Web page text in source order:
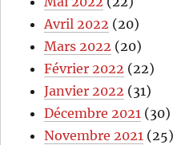
Avril 2022 (20)
Mars 2022 (20)
Février 2022 (22)
Janvier 2022 (31)
Décembre 2021 (30)
Novembre 2021 (25)